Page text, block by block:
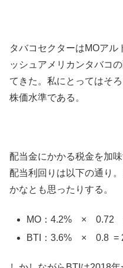
タバコセクターはMOアル
ッシュアメリカンタバコ
てきた。私にとってはそ
株価水準である。
配当金にかかる税金を加
配当利回りは以下の通り
かなとも思ったりする。
MO：4.2% × 0.72
BTI：3.6% × 0.8 =